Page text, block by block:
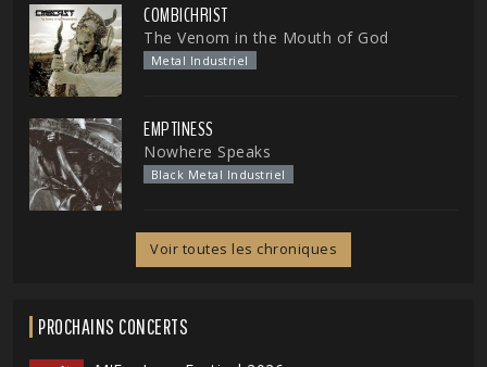
COMBICHRIST
The Venom in the Mouth of God
Metal Industriel
EMPTINESS
Nowhere Speaks
Black Metal Industriel
Voir toutes les chroniques
PROCHAINS CONCERTS